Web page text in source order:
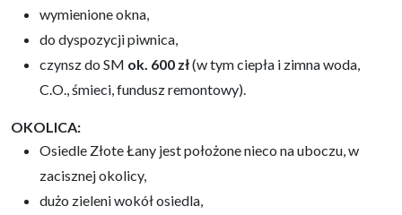
wymienione okna,
do dyspozycji piwnica,
czynsz do SM ok. 600 zł(w tym ciepła i zimna woda,
C.O., śmieci, fundusz remontowy).
OKOLICA:
Osiedle Złote Łany jest położone nieco na uboczu, w
zacisznej okolicy,
dużo zieleni wokół osiedla,